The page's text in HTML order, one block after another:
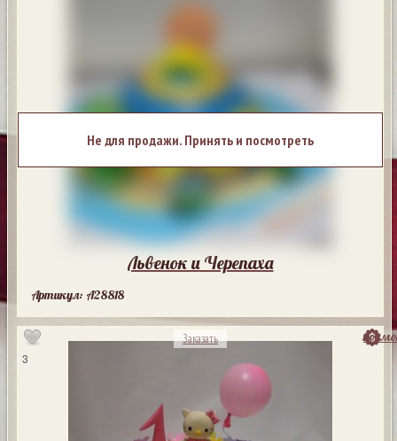
Не для продажи. Принять и посмотреть
Львенок и Черепаха
Артикул: A28818
3
Заказать